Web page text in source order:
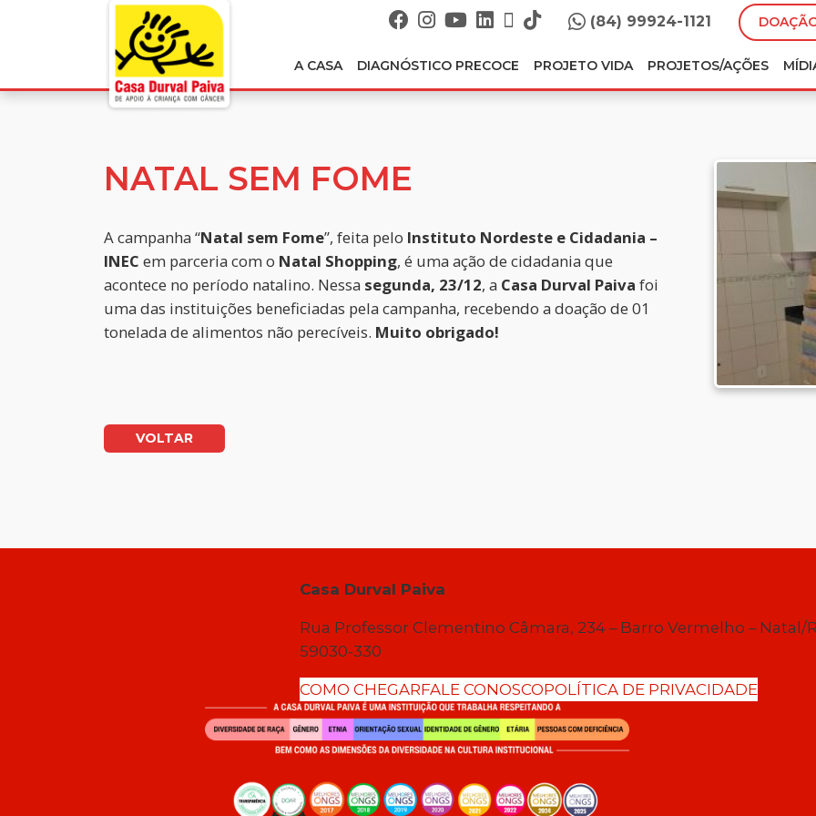
(84) 99924-1121
A CASA DIAGNÓSTICO PRECOCE PROJETO VIDA PROJETOS/AÇÕES
NATAL SEM FOME
A campanha “Natal sem Fome”, feita pelo Instituto Nordeste e Cidadania –
INEC em parceria com o Natal Shopping, é uma ação de cidadania que
acontece no período natalino. Nessa segunda, 23/12, a Casa Durval Paiva foi
uma das instituições beneficiadas pela campanha, recebendo a doação de 01
tonelada de alimentos não perecíveis. Muito obrigado!
VOLTAR
Casa Durval Paiva
Rua Professor Clementino Câmara, 234 – Barro Vermelho – Natal/
59030-330
COMO CHEGARFALE CONOSCOPOLÍTICA DE PRIVACIDADE